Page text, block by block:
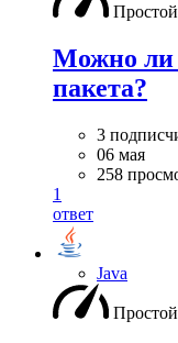
Простой
Можно ли
пакета?
3
06 мая
258
1
ответ
Java
Простой